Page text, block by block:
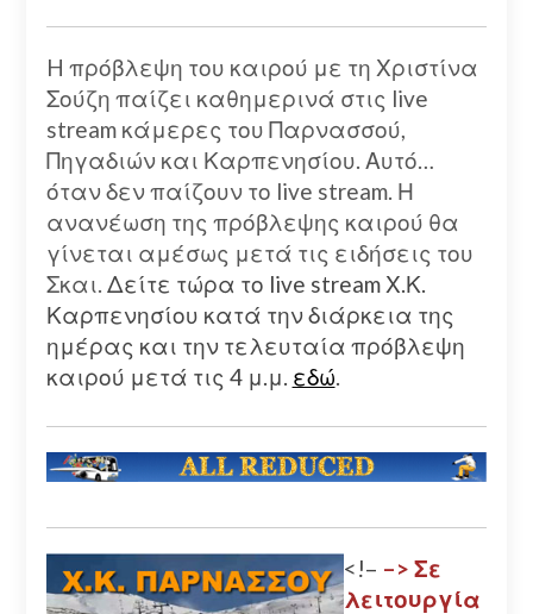
H πρόβλεψη του καιρού με τη Χριστίνα
Σούζη παίζει καθημερινά στις live
stream κάμερες του Παρνασσού,
Πηγαδιών και Καρπενησίου. Αυτό…
όταν δεν παίζουν το live stream. Η
ανανέωση της πρόβλεψης καιρού θα
γίνεται αμέσως μετά τις ειδήσεις του
Σκαι. Δείτε τώρα το live stream Χ.Κ.
Καρπενησίου κατά την διάρκεια της
ημέρας και την τελευταία πρόβλεψη
καιρού μετά τις 4 μ.μ. εδώ.
<!– –> Σε
λειτουργία